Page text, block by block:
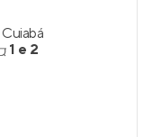
Cuiabá
1 e 2